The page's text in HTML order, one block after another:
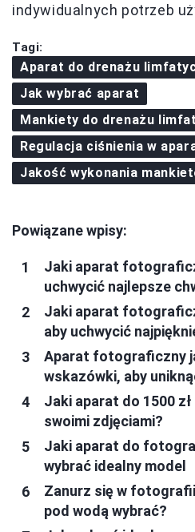
indywidualnych potrzeb
Tagi:
Aparat do drenażu
Jak wybrać aparat
Mankiety do drenażu
Regulacja ciśnienia w
Jakość wykonania
Powiązane wpisy:
Jaki aparat
uchwycić najlepsze
Jaki aparat
aby uchwycić
Aparat fotograficzny
wskazówki, aby
Jaki aparat do 1500
swoimi zdjęciami?
Jaki aparat do
wybrać idealny model
Zanurz się w
pod wodą wybrać?